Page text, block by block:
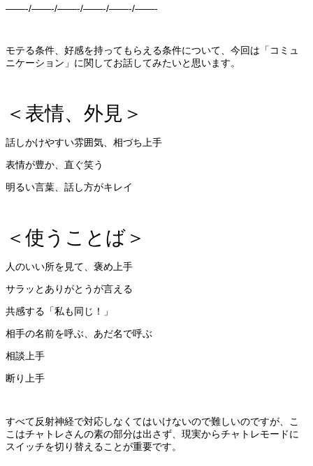
——-/——-/——-/——-/——-/——-
モテる条件、好感を持ってもらえる条件について、今回は「コミュ
ニケーション」に関してお話してみたいと思います。
＜表情、外見＞
話しかけやすい雰囲気、相づち上手
表情が豊か、直ぐ笑う
明るい言葉、話し方がキレイ
＜使うことば＞
人のいい所を見て、褒め上手
サラッとありがとうが言える
共感する「私も同じ！」
相手の名前を呼ぶ、あだ名で呼ぶ
相談上手
断り上手
すべて反射神経で対応しなくてはいけないので難しいのですが、こ
こはチャトレさんの素の部分は出さず、現実からチャトレモードに
スイッチを切り替えることが重要です。